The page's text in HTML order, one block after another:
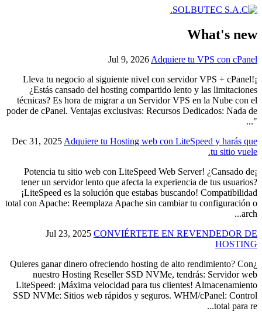
What's new
Jul 9, 2026 Adquiere tu VPS con cPanel
¡Lleva tu negocio al siguiente nivel con servidor VPS + cPanel!
¿Estás cansado del hosting compartido lento y las limitaciones
técnicas? Es hora de migrar a un Servidor VPS en la Nube con el
poder de cPanel. Ventajas exclusivas: Recursos Dedicados: Nada de
"...
Dec 31, 2025 Adquiere tu Hosting web con LiteSpeed y harás que
tu sitio vuele.
¡Potencia tu sitio web con LiteSpeed Web Server! ¿Cansado de
tener un servidor lento que afecta la experiencia de tus usuarios?
¡LiteSpeed es la solución que estabas buscando! Compatibilidad
total con Apache: Reemplaza Apache sin cambiar tu configuración o
arch...
Jul 23, 2025 CONVIÉRTETE EN REVENDEDOR DE
HOSTING
¿Quieres ganar dinero ofreciendo hosting de alto rendimiento? Con
nuestro Hosting Reseller SSD NVMe, tendrás: Servidor web
LiteSpeed: ¡Máxima velocidad para tus clientes! Almacenamiento
SSD NVMe: Sitios web rápidos y seguros. WHM/cPanel: Control
total para re...